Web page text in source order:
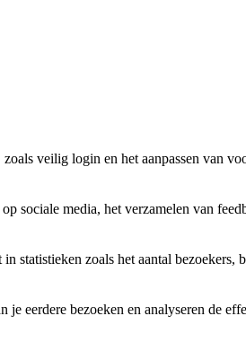
veilig login en het aanpassen van
sociale media, het verzamelen van
statistieken zoals het aantal bezoekers,
eerdere bezoeken en analyseren de